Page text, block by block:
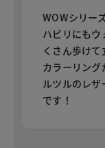
WOWシリー
ハビリにも
くさん歩け
カラーリン
ルツルのレ
です！